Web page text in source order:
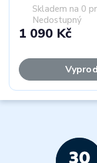
Skladem na 0
Nedostupný
1 090 Kč